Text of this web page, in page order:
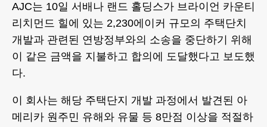
AJC는 10일 서배나 랜드 홀딩스가 브라이언 카운티
리치먼드 힐에 있는 2,230에이커 규모의 주택단치
개발과 관련된 연방정부와의 소송을 중단하기 위해
이 같은 금액을 지불하고 합의에 도달했다고 보도했
다.
이 회사는 해당 주택단지 개발 과정에서 발견된 아
메리카 원주민 유해와 유물 등 8만점 이상을 적절하